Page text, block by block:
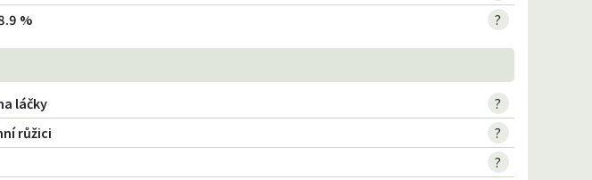
% ?
láčky
?
růžici
?
?